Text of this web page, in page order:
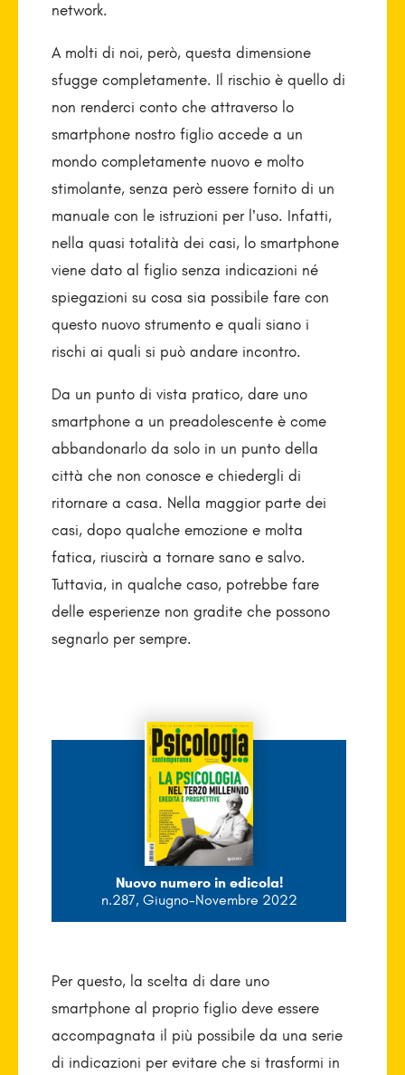
network.
A molti di noi, però, questa dimensione
sfugge completamente. Il rischio è quello di
non renderci conto che attraverso lo
smartphone nostro figlio accede a un
mondo completamente nuovo e molto
stimolante, senza però essere fornito di un
manuale con le istruzioni per l’uso. Infatti,
nella quasi totalità dei casi, lo smartphone
viene dato al figlio senza indicazioni né
spiegazioni su cosa sia possibile fare con
questo nuovo strumento e quali siano i
rischi ai quali si può andare incontro.
Da un punto di vista pratico, dare uno
smartphone a un preadolescente è come
abbandonarlo da solo in un punto della
città che non conosce e chiedergli di
ritornare a casa. Nella maggior parte dei
casi, dopo qualche emozione e molta
fatica, riuscirà a tornare sano e salvo.
Tuttavia, in qualche caso, potrebbe fare
delle esperienze non gradite che possono
segnarlo per sempre.
Nuovo numero in edicola!
n.287, Giugno-Novembre 2022
Per questo, la scelta di dare uno
smartphone al proprio figlio deve essere
accompagnata il più possibile da una serie
di indicazioni per evitare che si trasformi in